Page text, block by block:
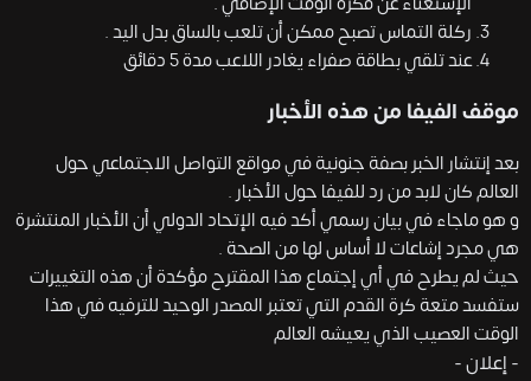
ركلة التماس تصبح ممكن أن تلعب بالساق بدل اليد .
عند تلقي بطاقة صفراء يغادر اللاعب مدة 5 دقائق
موقف الفيفا من هذه الأخبار
بعد إنتشار الخبر بصفة جنونية في مواقع التواصل الاجتماعي حول
العالم كان لابد من رد للفيفا حول الأخبار .
و هو ماجاء في بيان رسمي أكد فيه الإتحاد الدولي أن الأخبار المنتشرة
هي مجرد إشاعات لا أساس لها من الصحة .
حيث لم يطرح في أي إجتماع هذا المقترح مؤكدة أن هذه التغييرات
ستفسد متعة كرة القدم التي تعتبر المصدر الوحيد للترفيه في هذا
الوقت العصيب الذي يعيشه العالم
- إعلان -